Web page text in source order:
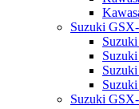
Suzuki
Suzuki